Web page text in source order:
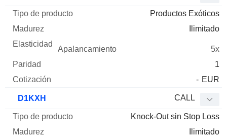
Productos Exóticos
Ilimitado
5x
1
- EUR
D1KXH CALL
Knock-Out sin Stop Loss
Ilimitado